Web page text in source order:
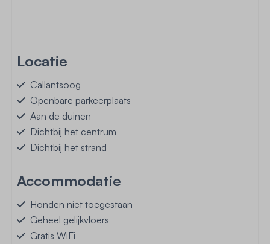
Locatie
Callantsoog
Openbare parkeerplaats
Aan de duinen
Dichtbij het centrum
Dichtbij het strand
Accommodatie
Honden niet toegestaan
Geheel gelijkvloers
Gratis WiFi